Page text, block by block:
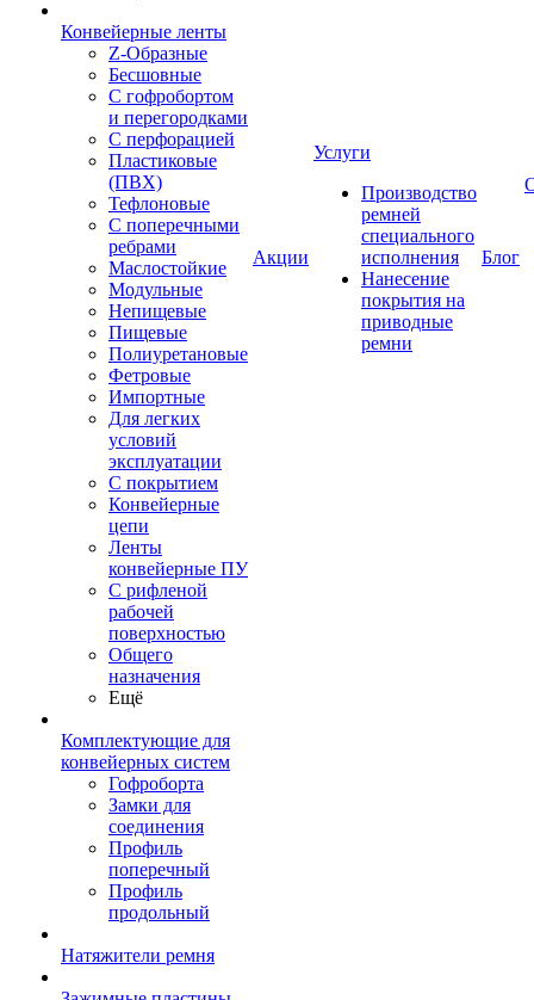
Конвейерные ленты
Z-Образные
Бесшовные
С гофробортом
и перегородками
С перфорацией
Пластиковые
(ПВХ)
Тефлоновые
С поперечными
ребрами
Маслостойкие
Модульные
Непищевые
Пищевые
Полиуретановые
Фетровые
Импортные
Для легких
условий
эксплуатации
С покрытием
Конвейерные
цепи
Ленты
конвейерные ПУ
С рифленой
рабочей
поверхностью
Общего
назначения
Ещё
Комплектующие для
конвейерных систем
Гофроборта
Замки для
соединения
Профиль
поперечный
Профиль
продольный
Натяжители ремня
Акции
Услуги
Производство
ремней
специального
исполнения
Нанесение
покрытия на
приводные
ремни
Блог